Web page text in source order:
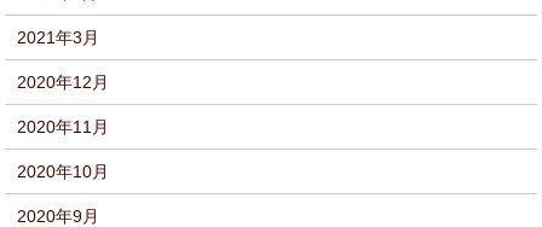
2021年3月
2020年12月
2020年11月
2020年10月
2020年9月